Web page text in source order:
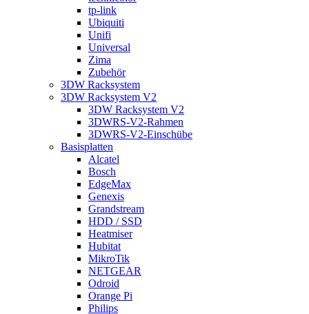
tp-link
Ubiquiti
Unifi
Universal
Zima
Zubehör
3DW Racksystem
3DW Racksystem V2
3DW Racksystem V2
3DWRS-V2-Rahmen
3DWRS-V2-Einschübe
Basisplatten
Alcatel
Bosch
EdgeMax
Genexis
Grandstream
HDD / SSD
Heatmiser
Hubitat
MikroTik
NETGEAR
Odroid
Orange Pi
Philips